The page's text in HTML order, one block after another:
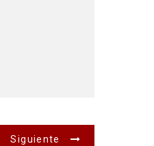
Siguiente